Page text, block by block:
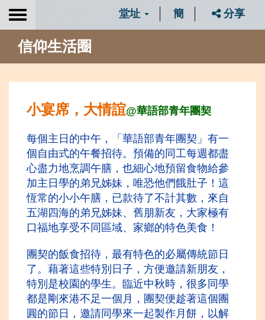
Toggle
堂址 簡 分享
信仰生活圈
小宴席，大情誼@華語部青年團契
每個主日的中午，「華語部青年團契」有一
個自由式的午餐招待。預備的同工每週都盡
心盡力地烹調午膳，也細心地預留食物給參
加主日學的弟兄姊妹，唯恐他們餓肚子！這
恆常的小小午膳，已款待了不計其數，來自
五湖四海的弟兄姊妹、舊朋新友，大家極有
口福地享受不同區域、家鄉的特色美食！
團契的飯食招待，最有特色的必屬傳統節日
了。藉著這些特別日子，方便邀請新朋友，
特別是校園的學生。臨近中秋時，很多同學
都是剛來港不足一個月，團契便趁著這個團
圓的節日，邀請同學來一起製作月餅，以解